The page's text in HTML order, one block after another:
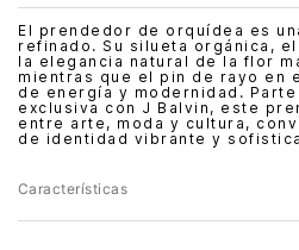
El prendedor de orquídea es
refinado. Su silueta orgánica,
la elegancia natural de la flor
mientras que el pin de rayo en
de energía y modernidad.
exclusiva con J Balvin, este
entre arte, moda y cultura,
de identidad vibrante y
Características